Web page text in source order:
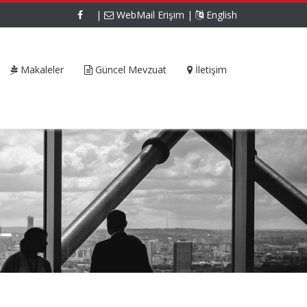
| WebMail Erişim | English
Makaleler Güncel Mevzuat İletişim